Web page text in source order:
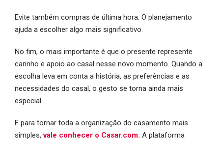
Evite também compras de última hora. O planejamento
ajuda a escolher algo mais significativo.
No fim, o mais importante é que o presente represente
carinho e apoio ao casal nesse novo momento. Quando a
escolha leva em conta a história, as preferências e as
necessidades do casal, o gesto se torna ainda mais
especial.
E para tornar toda a organização do casamento mais
simples,vale conhecer o Casar.com. A plataforma